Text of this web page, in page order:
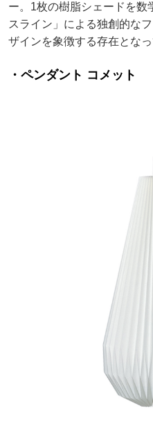
ー。1枚の樹脂シェードを数
スライン」による独創的な
ザインを象徴する存在となっ
・ペンダント コメット